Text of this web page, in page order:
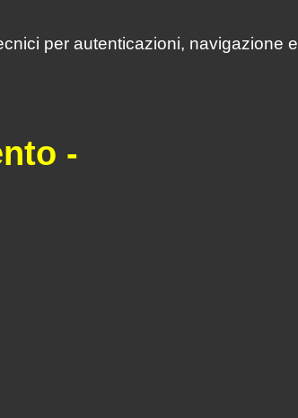
per autenticazioni, navigazione
-